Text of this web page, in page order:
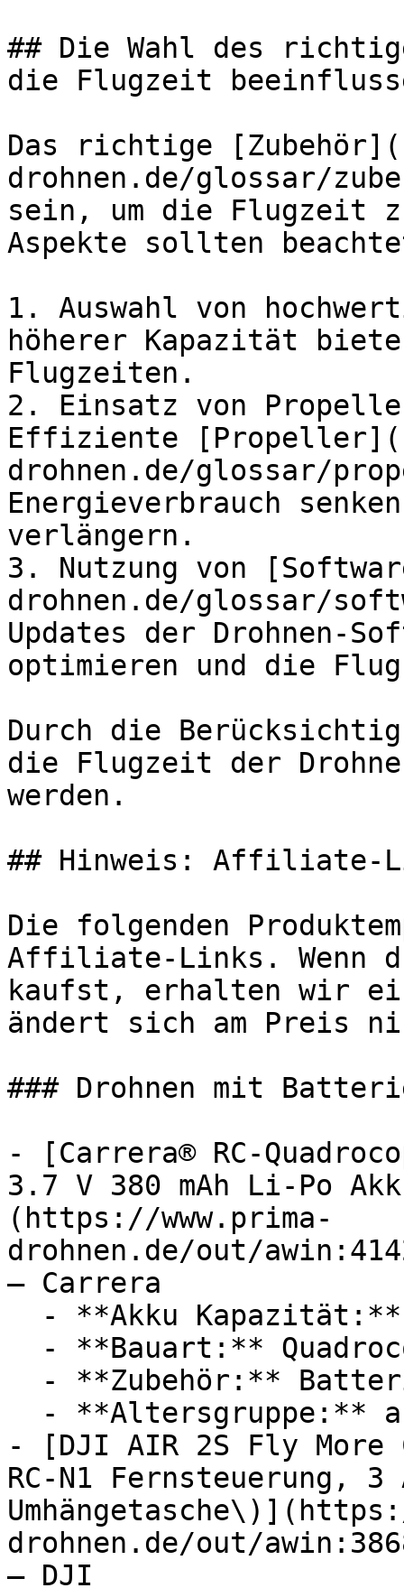
## Die Wahl des
die Flugzeit
Das richtige
drohnen.de/glossar/
sein, um die Flugzeit
Aspekte sollten
1. Auswahl von
höherer Kapazität
Flugzeiten.
2. Einsatz von
Effiziente
drohnen.de/glossar/
Energieverbrauch
verlängern.
3. Nutzung von
drohnen.de/glossar/
Updates der Drohnen-
optimieren und die
Durch die
die Flugzeit der
werden.
## Hinweis: Affiliate-
Die folgenden
Affiliate-Links. Wenn
kaufst, erhalten wir
ändert sich am Preis
### Drohnen mit
- [Carrera® RC-
3.7 V 380 mAh Li-Po
(https://www.prima-
drohnen.de/out/
— Carrera
- [DJI AIR 2S Fly More
RC-N1 Fernsteuerung,
drohnen.de/out/
— DJI